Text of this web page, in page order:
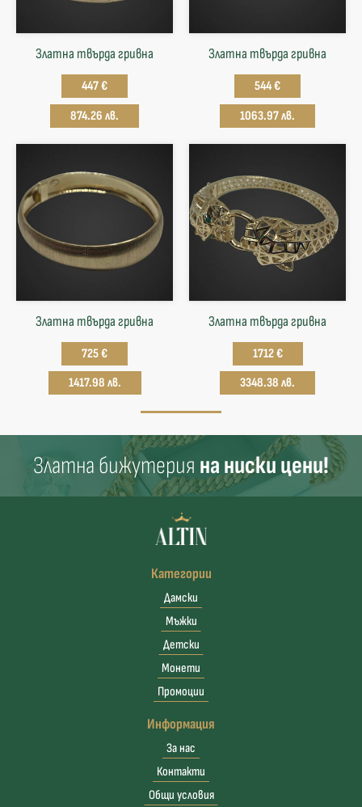
Златна твърда гривнa
447 €
874.26 лв.
Златна твърда гривнa
544 €
1063.97 лв.
Златна твърда гривнa
725 €
1417.98 лв.
Златна твърда гривнa
1712 €
3348.38 лв.
Златна бижутерия на ниски цени!
Категории
Дамски
Мъжки
Детски
Монети
Промоции
Информация
За нас
Контакти
Общи условия